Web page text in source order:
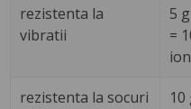
rezistenta la
vibratii
5
=
rezistenta la socuri